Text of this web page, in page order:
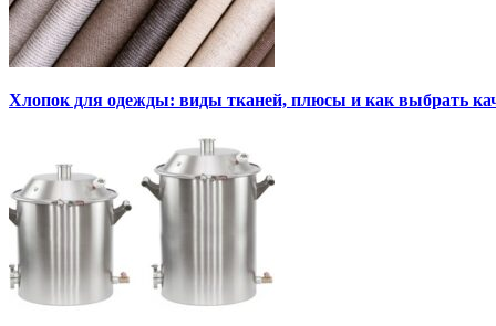
Хлопок для одежды: виды тканей, плюсы и как выбрать